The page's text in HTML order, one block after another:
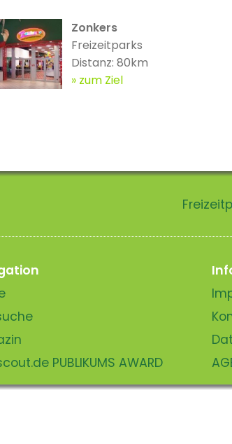
Zonkers
Freizeitparks
Distanz: 80km
zum Ziel
PUBLIKUMS AWARD